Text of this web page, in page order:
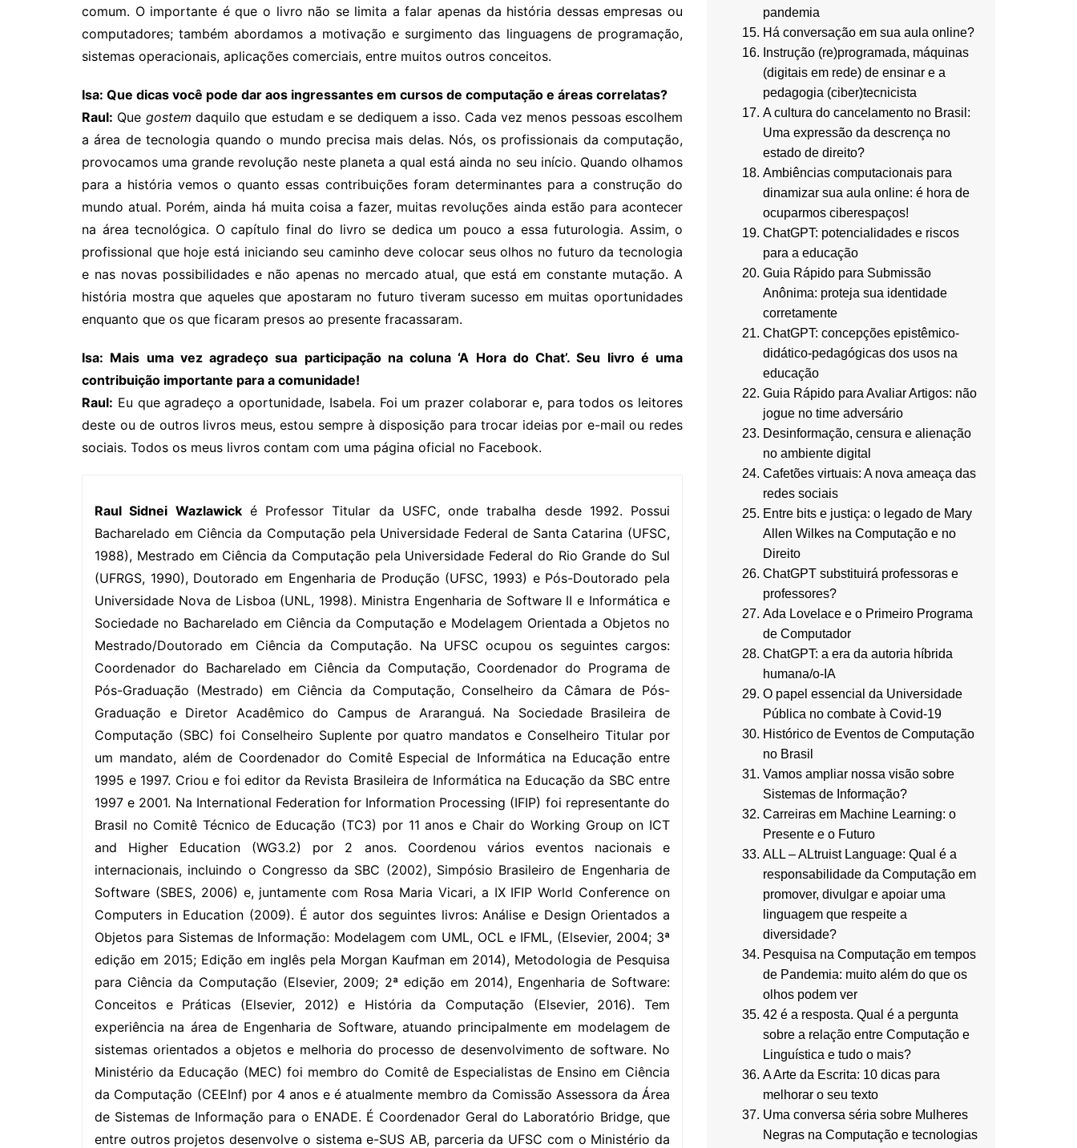
comum. O importante é que o livro não se limita a falar apenas da história dessas empresas ou
computadores; também abordamos a motivação e surgimento das linguagens de programação,
sistemas operacionais, aplicações comerciais, entre muitos outros conceitos.
Isa: Que dicas você pode dar aos ingressantes em cursos de computação e áreas correlatas?
Raul: Que gostem daquilo que estudam e se dediquem a isso. Cada vez menos pessoas escolhem
a área de tecnologia quando o mundo precisa mais delas. Nós, os profissionais da computação,
provocamos uma grande revolução neste planeta a qual está ainda no seu início. Quando olhamos
para a história vemos o quanto essas contribuições foram determinantes para a construção do
mundo atual. Porém, ainda há muita coisa a fazer, muitas revoluções ainda estão para acontecer
na área tecnológica. O capítulo final do livro se dedica um pouco a essa futurologia. Assim, o
profissional que hoje está iniciando seu caminho deve colocar seus olhos no futuro da tecnologia
e nas novas possibilidades e não apenas no mercado atual, que está em constante mutação. A
história mostra que aqueles que apostaram no futuro tiveram sucesso em muitas oportunidades
enquanto que os que ficaram presos ao presente fracassaram.
Isa: Mais uma vez agradeço sua participação na coluna ‘A Hora do Chat’. Seu livro é uma
contribuição importante para a comunidade!
Raul: Eu que agradeço a oportunidade, Isabela. Foi um prazer colaborar e, para todos os leitores
deste ou de outros livros meus, estou sempre à disposição para trocar ideias por e-mail ou redes
sociais. Todos os meus livros contam com uma página oficial no Facebook.
Raul Sidnei Wazlawické Professor Titular da USFC, onde trabalha desde 1992. Possui
Bacharelado em Ciência da Computação pela Universidade Federal de Santa Catarina (UFSC,
1988), Mestrado em Ciência da Computação pela Universidade Federal do Rio Grande do Sul
(UFRGS, 1990), Doutorado em Engenharia de Produção (UFSC, 1993) e Pós-Doutorado pela
Universidade Nova de Lisboa (UNL, 1998). Ministra Engenharia de Software II e Informática e
Sociedade no Bacharelado em Ciência da Computação e Modelagem Orientada a Objetos no
Mestrado/Doutorado em Ciência da Computação. Na UFSC ocupou os seguintes cargos:
Coordenador do Bacharelado em Ciência da Computação, Coordenador do Programa de
Pós-Graduação (Mestrado) em Ciência da Computação, Conselheiro da Câmara de Pós-
Graduação e Diretor Acadêmico do Campus de Araranguá. Na Sociedade Brasileira de
Computação (SBC) foi Conselheiro Suplente por quatro mandatos e Conselheiro Titular por
um mandato, além de Coordenador do Comitê Especial de Informática na Educação entre
1995 e 1997. Criou e foi editor da Revista Brasileira de Informática na Educação da SBC entre
1997 e 2001. Na International Federation for Information Processing (IFIP) foi representante do
Brasil no Comitê Técnico de Educação (TC3) por 11 anos e Chair do Working Group on ICT
and Higher Education (WG3.2) por 2 anos. Coordenou vários eventos nacionais e
internacionais, incluindo o Congresso da SBC (2002), Simpósio Brasileiro de Engenharia de
Software (SBES, 2006) e, juntamente com Rosa Maria Vicari, a IX IFIP World Conference on
Computers in Education (2009). É autor dos seguintes livros: Análise e Design Orientados a
Objetos para Sistemas de Informação: Modelagem com UML, OCL e IFML, (Elsevier, 2004; 3ª
edição em 2015; Edição em inglês pela Morgan Kaufman em 2014), Metodologia de Pesquisa
para Ciência da Computação (Elsevier, 2009; 2ª edição em 2014), Engenharia de Software:
Conceitos e Práticas (Elsevier, 2012) e História da Computação (Elsevier, 2016). Tem
experiência na área de Engenharia de Software, atuando principalmente em modelagem de
sistemas orientados a objetos e melhoria do processo de desenvolvimento de software. No
Ministério da Educação (MEC) foi membro do Comitê de Especialistas de Ensino em Ciência
da Computação (CEEInf) por 4 anos e é atualmente membro da Comissão Assessora da Área
de Sistemas de Informação para o ENADE. É Coordenador Geral do Laboratório Bridge, que
entre outros projetos desenvolve o sistema e-SUS AB, parceria da UFSC com o Ministério da
pandemia
Há conversação em sua aula online?
Instrução (re)programada, máquinas
(digitais em rede) de ensinar e a
pedagogia (ciber)tecnicista
A cultura do cancelamento no Brasil:
Uma expressão da descrença no
estado de direito?
Ambiências computacionais para
dinamizar sua aula online: é hora de
ocuparmos ciberespaços!
ChatGPT: potencialidades e riscos
para a educação
Guia Rápido para Submissão
Anônima: proteja sua identidade
corretamente
ChatGPT: concepções epistêmico-
didático-pedagógicas dos usos na
educação
Guia Rápido para Avaliar Artigos: não
jogue no time adversário
Desinformação, censura e alienação
no ambiente digital
Cafetões virtuais: A nova ameaça das
redes sociais
Entre bits e justiça: o legado de Mary
Allen Wilkes na Computação e no
Direito
ChatGPT substituirá professoras e
professores?
Ada Lovelace e o Primeiro Programa
de Computador
ChatGPT: a era da autoria híbrida
humana/o-IA
O papel essencial da Universidade
Pública no combate à Covid-19
Histórico de Eventos de Computação
no Brasil
Vamos ampliar nossa visão sobre
Sistemas de Informação?
Carreiras em Machine Learning: o
Presente e o Futuro
ALL – ALtruist Language: Qual é a
responsabilidade da Computação em
promover, divulgar e apoiar uma
linguagem que respeite a
diversidade?
Pesquisa na Computação em tempos
de Pandemia: muito além do que os
olhos podem ver
42 é a resposta. Qual é a pergunta
sobre a relação entre Computação e
Linguística e tudo o mais?
A Arte da Escrita: 10 dicas para
melhorar o seu texto
Uma conversa séria sobre Mulheres
Negras na Computação e tecnologias